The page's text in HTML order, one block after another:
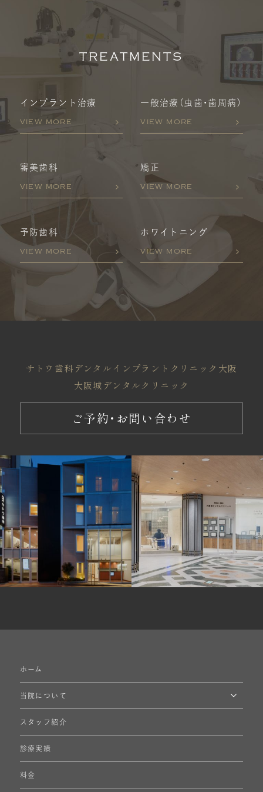
TREATMENTS
インプラント治療
VIEW MORE
一般治療 （虫歯・歯周病）
VIEW MORE
審美歯科
VIEW MORE
矯正
VIEW MORE
予防歯科
VIEW MORE
ホワイトニング
VIEW MORE
サトウ歯科 デンタルインプラントクリニック大阪
大阪城デンタルクリニック
ご予約・お問い合わせ
ホーム
当院について
スタッフ紹介
診療実績
料金